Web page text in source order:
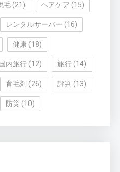
毛(21) ヘアケア (15)
レンタルサーバー (16)
健康(18)
国内旅行(12) 旅行(14)
育毛剤 (26) 評判 (13)
防災 (10)